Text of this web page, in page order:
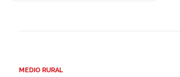
MEDIO RURAL